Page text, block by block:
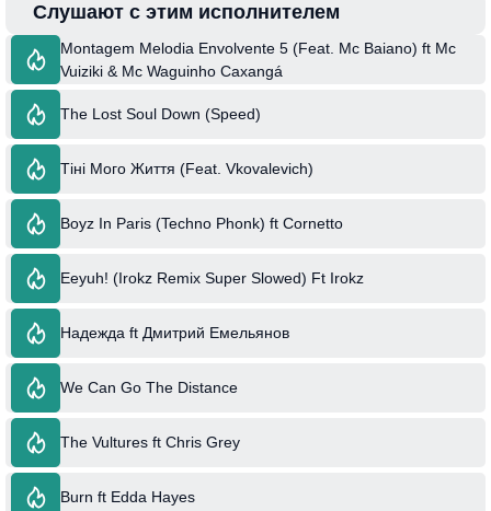
Слушают с этим исполнителем
Montagem Melodia Envolvente 5 (Feat. Mc Baiano) ft Mc
Vuiziki & Mc Waguinho Caxangá
The Lost Soul Down (Speed)
Тіні Мого Життя (Feat. Vkovalevich)
Boyz In Paris (Techno Phonk) ft Cornetto
Eeyuh! (Irokz Remix Super Slowed) Ft Irokz
Надежда ft Дмитрий Емельянов
We Can Go The Distance
The Vultures ft Chris Grey
Burn ft Edda Hayes